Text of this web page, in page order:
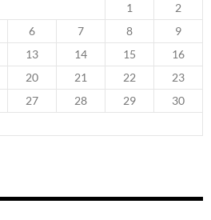
1
2
6 7 8
9
13 14 15
16
20 21 22
23
27 28 29
30